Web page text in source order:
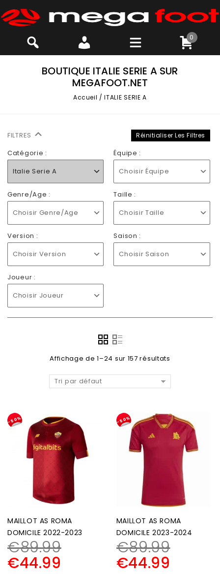
0
BOUTIQUE ITALIE SERIE A SUR
MEGAFOOT.NET
Accueil /ITALIE SERIE A
FILTRES Réinitialiser Les Filtres
Catégorie :
Italie Serie A
Équipe :
Choisir Équipe
Genre/Age :
Choisir Genre/Age
Taille :
Choisir Taille
Version :
Choisir Version
Saison :
Choisir Saison
Joueur :
Choisir Joueur
Affichage de 1–24 sur 157 résultats
Tri par défaut
-50%
MAILLOT AS ROMA
DOMICILE 2022-2023
€89.99
€44.99
-50%
MAILLOT AS ROMA
DOMICILE 2023-2024
€89.99
€44.99